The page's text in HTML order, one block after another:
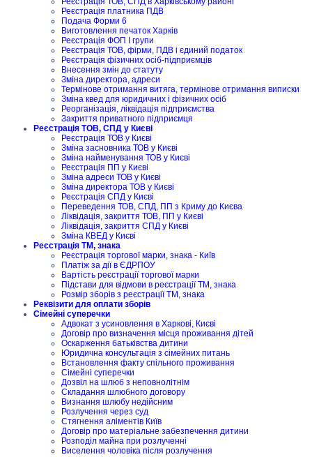
Реєстрація платника ПДВ
Подача Форми 6
Виготовлення печаток Харків
Реєстрація ФОП I групи
Реєстрація ТОВ, фірми, ПДВ і єдиний податок
Реєстрація фізичних осіб-підприємців
Внесення змін до статуту
Зміна директора, адреси
Термінове отримання витяга, термінове отримання виписки
Зміна квед для юридичних і фізичних осіб
Реорганізація, ліквідація підприємства
Закриття приватного підприємця
Реєстрація ТОВ, СПД у Києві
Реєстрація ТОВ у Києві
Зміна засновника ТОВ у Києві
Зміна найменування ТОВ у Києві
Реєстрація ПП у Києві
Зміна адреси ТОВ у Києві
Зміна директора ТОВ у Києві
Реєстрація СПД у Києві
Переведення ТОВ, СПД, ПП з Криму до Києва
Ліквідація, закриття ТОВ, ПП у Києві
Ліквідація, закриття СПД у Києві
Зміна КВЕД у Києві
Реєстрація ТМ, знака
Реєстрація торгової марки, знака - Київ
Платіж за дії в ЄДРПОУ
Вартість реєстрації торгової марки
Підстави для відмови в реєстрації ТМ, знака
Розмір зборів з реєстрації ТМ, знака
Реквізити для оплати зборів
Сімейні суперечки
Адвокат з усиновлення в Харкові, Києві
Договір про визначення місця проживання дітей
Оскарження батьківства дитини
Юридична консультація з сімейних питань
Встановлення факту спільного проживання
Сімейні суперечки
Дозвіл на шлюб з неповнолітнім
Складання шлюбного договору
Визнання шлюбу недійсним
Розлучення через суд
Стягнення аліментів Київ
Договір про матеріальне забезпечення дитини
Розподіл майна при розлученні
Виселення чоловіка після розлучення